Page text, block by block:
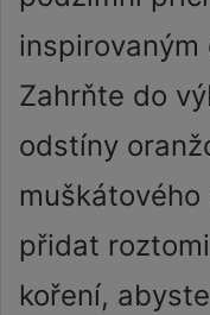
inspirovaným
Zahrňte do
odstíny
přidat
koření,